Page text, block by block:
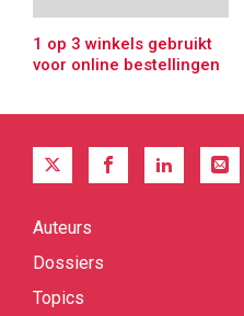
1 op 3 winkels gebruikt
voor online bestellingen
Quick
Auteurs
Dossiers
Topics